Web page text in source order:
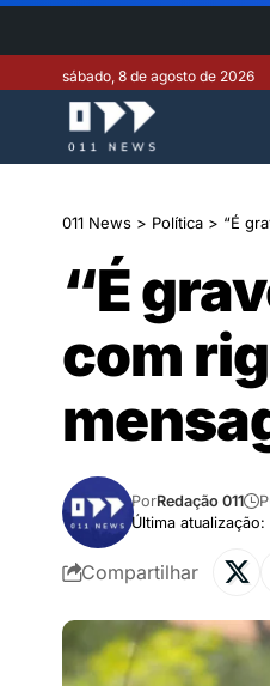
sábado, 8 de agosto de 2026
011 News > Política > “É
“É
com
Última
PorRedação 011
Compartilhar